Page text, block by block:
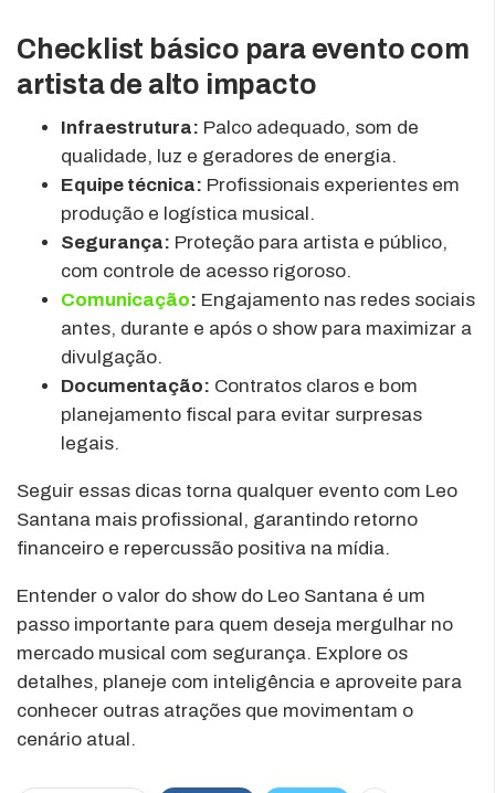
Checklist básico para evento com
artista de alto impacto
Infraestrutura: Palco adequado, som de
qualidade, luz e geradores de energia.
Equipe técnica: Profissionais experientes em
produção e logística musical.
Segurança: Proteção para artista e público,
com controle de acesso rigoroso.
Comunicação: Engajamento nas redes sociais
antes, durante e após o show para maximizar a
divulgação.
Documentação: Contratos claros e bom
planejamento fiscal para evitar surpresas
legais.
Seguir essas dicas torna qualquer evento com Leo
Santana mais profissional, garantindo retorno
financeiro e repercussão positiva na mídia.
Entender o valor do show do Leo Santana é um
passo importante para quem deseja mergulhar no
mercado musical com segurança. Explore os
detalhes, planeje com inteligência e aproveite para
conhecer outras atrações que movimentam o
cenário atual.